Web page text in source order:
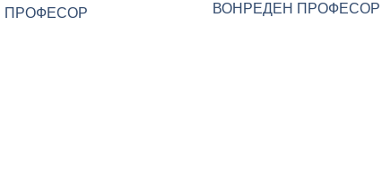
ПРОФЕСОР ВОНРЕДЕН ПРОФЕСОР